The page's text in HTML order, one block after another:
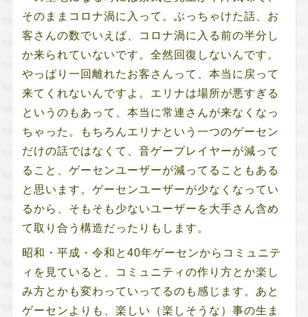
そのままコロナ渦に入って。ぶっちゃけた話、お
客さんの数でいえば、コロナ渦に入る前の半分し
か来られていないです。全然回復しないんです。
やっぱり一回離れたお客さんって、本当に戻って
来てくれないんですよ。エリナは場所が悪すぎる
というのもあって、本当に常連さんが来なくなっ
ちゃった。もちろんエリナという一つのゲーセン
だけの話ではなくて、音ゲープレイヤーが減って
ること、ゲーセンユーザーが減ってることもある
と思います。ゲーセンユーザーが少なくなってい
るから、そもそも少ないユーザーを大手さん含め
て取り合う構造だったりもします。
昭和・平成・令和と40年ゲーセンからコミュニテ
ィを見ていると、コミュニティの作り方とか楽し
み方とかも変わっていってるのも感じます。あと
ゲーセンよりも、楽しい（楽しそうな）事の生ま